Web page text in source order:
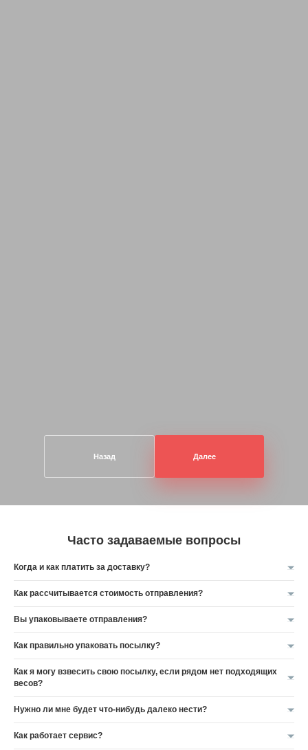
Назад Далее
Часто задаваемые вопросы
Когда и как платить за доставку?
Как рассчитывается стоимость отправления?
Вы упаковываете отправления?
Как правильно упаковать посылку?
Как я могу взвесить свою посылку, если рядом нет подходящих
весов?
Нужно ли мне будет что-нибудь далеко нести?
Как работает сервис?